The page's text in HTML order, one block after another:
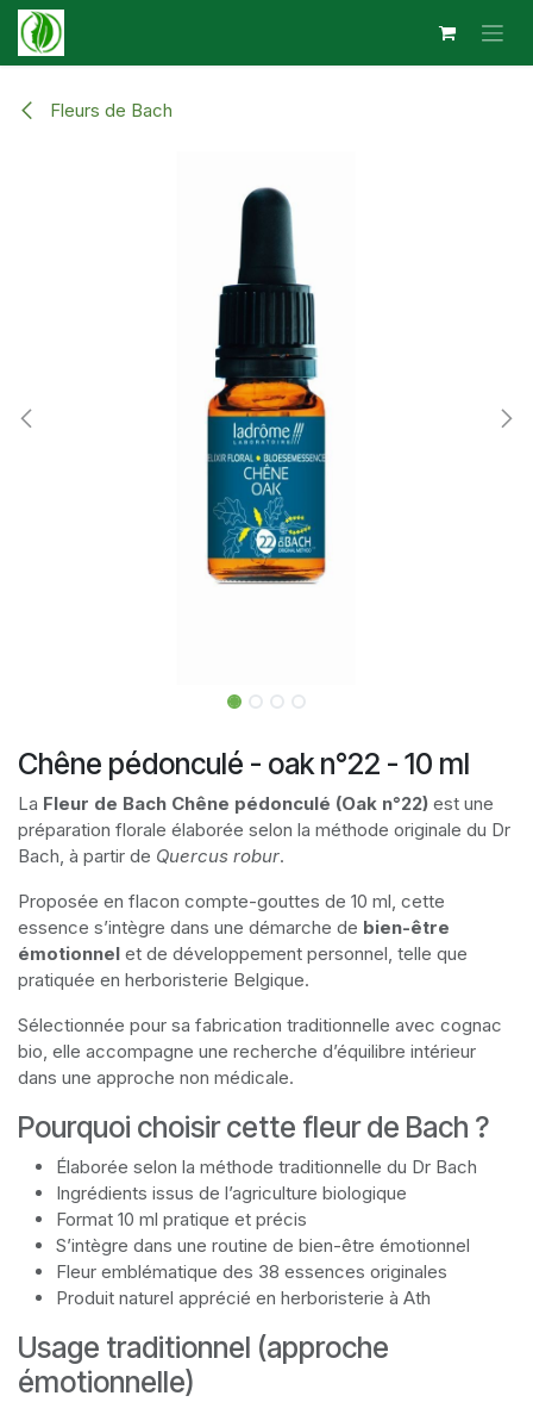
Se rendre au contenu
Fleurs de Bach
Chêne pédonculé - oak n°22 - 10 ml
La Fleur de Bach Chêne pédonculé (Oak n°22) est une
préparation florale élaborée selon la méthode originale du Dr
Bach, à partir de Quercus robur.
Proposée en flacon compte-gouttes de 10 ml, cette
essence s’intègre dans une démarche de bien-être
émotionnel et de développement personnel, telle que
pratiquée en herboristerie Belgique.
Sélectionnée pour sa fabrication traditionnelle avec cognac
bio, elle accompagne une recherche d’équilibre intérieur
dans une approche non médicale.
Pourquoi choisir cette fleur de Bach ?
Élaborée selon la méthode traditionnelle du Dr Bach
Ingrédients issus de l’agriculture biologique
Format 10 ml pratique et précis
S’intègre dans une routine de bien-être émotionnel
Fleur emblématique des 38 essences originales
Produit naturel apprécié en herboristerie à Ath
Usage traditionnel (approche
émotionnelle)